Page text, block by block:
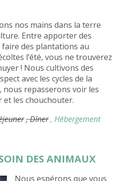
nos mains dans la terre
Entre apporter des
des plantations au
l’été, vous ne trouverez
! Nous cultivons des
avec les cycles de la
nous repasserons voir les
et les chouchouter.
, Dîner, Hébergement
DES ANIMAUX
Nous espérons que vous